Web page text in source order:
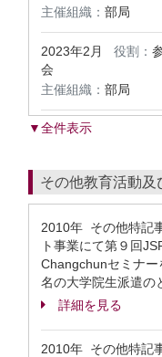
主催組織： 部局
2023年2月 役割：
会
主催組織： 部局
▼全件表示
その他教育活動及
2010年 その他特記
ト事業にて第９回
Changchunセミナー
名の大学院生派遣の
詳細を見る
2010年 その他特記